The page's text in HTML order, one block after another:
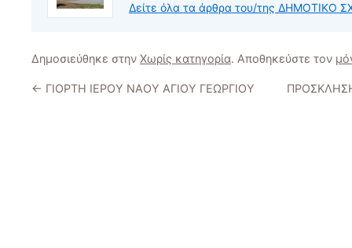
Δείτε όλα τα άρθρα του/της ΔΗΜΟΤΙΚΟ
Δημοσιεύθηκε στην Χωρίς κατηγορία. Αποθηκεύστε τον
← ΓΙΟΡΤΗ ΙΕΡΟΥ ΝΑΟΥ ΑΓΙΟΥ ΓΕΩΡΓΙΟΥ ΠΡΟΣΚΛΗΣΗ